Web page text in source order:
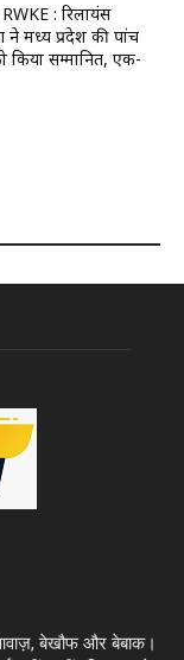
: रिलायंस
मध्य प्रदेश की पांच
किया सम्मानित, एक-
बेखौफ और बेबाक।